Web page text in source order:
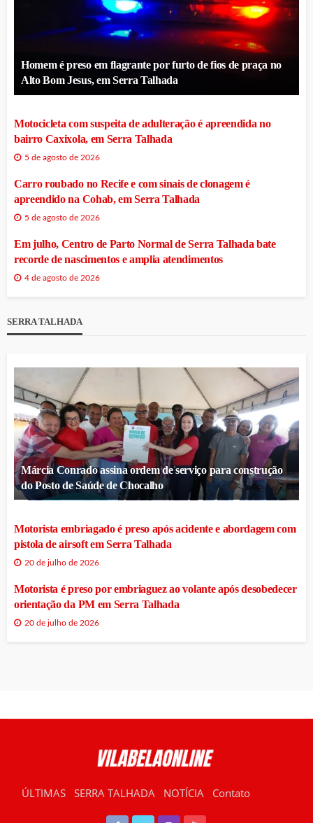
Homem é preso em flagrante por furto de fios de praça no
Alto Bom Jesus, em Serra Talhada
Motocicleta com suspeita de adulteração é apreendida no
bairro Caxixola, em Serra Talhada
5 de agosto de 2026
Carro roubado no Recife e com sinais de clonagem é
apreendido na Cohab, em Serra Talhada
5 de agosto de 2026
Em julho, Centro de Parto Normal de Serra Talhada bate
recorde de nascimentos e amplia atendimentos
4 de agosto de 2026
SERRA TALHADA
Márcia Conrado assina ordem de serviço para construção
do Posto de Saúde de Chocalho
Motorista embriagado é preso após acidente e abordagem com
pistola de airsoft em Serra Talhada
20 de julho de 2026
Motorista é preso por embriaguez ao volante após desobedecer
orientação da PM em Serra Talhada
20 de julho de 2026
ÚLTIMAS SERRA TALHADA NOTÍCIA Contato